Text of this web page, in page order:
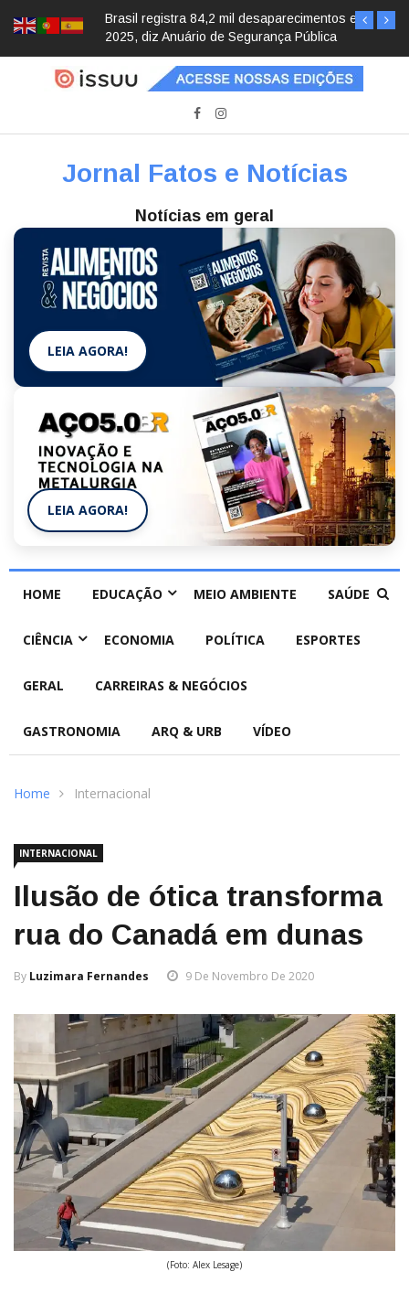
Brasil registra 84,2 mil desaparecimentos em
2025, diz Anuário de Segurança Pública
Jornal Fatos e Notícias
Notícias em geral
LEIA AGORA!
LEIA AGORA!
HOME EDUCAÇÃO MEIO AMBIENTE SAÚDE
CIÊNCIA ECONOMIA POLÍTICA ESPORTES
GERAL CARREIRAS & NEGÓCIOS
GASTRONOMIA ARQ & URB VÍDEO
Home Internacional
INTERNACIONAL
Ilusão de ótica transforma
rua do Canadá em dunas
By Luzimara Fernandes 9 De Novembro De 2020
(Foto: Alex Lesage)